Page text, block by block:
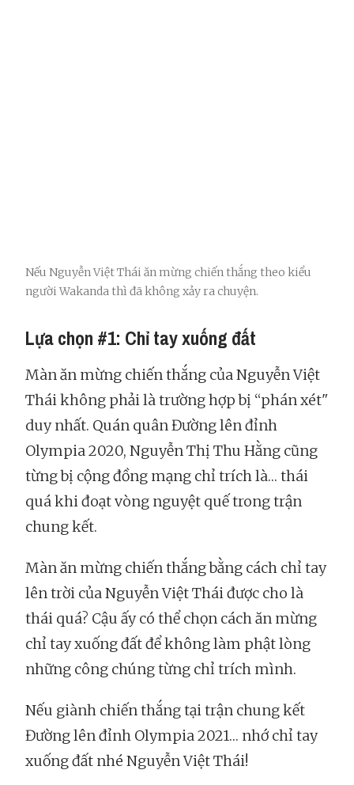
Nếu Nguyễn Việt Thái ăn mừng chiến thắng theo kiểu
người Wakanda thì đã không xảy ra chuyện.
Lựa chọn #1: Chỉ tay xuống đất
Màn ăn mừng chiến thắng của Nguyễn Việt
Thái không phải là trường hợp bị “phán xét"
duy nhất. Quán quân Đường lên đỉnh
Olympia 2020, Nguyễn Thị Thu Hằng cũng
từng bị cộng đồng mạng chỉ trích là… thái
quá khi đoạt vòng nguyệt quế trong trận
chung kết.
Màn ăn mừng chiến thắng bằng cách chỉ tay
lên trời của Nguyễn Việt Thái được cho là
thái quá? Cậu ấy có thể chọn cách ăn mừng
chỉ tay xuống đất để không làm phật lòng
những công chúng từng chỉ trích mình.
Nếu giành chiến thắng tại trận chung kết
Đường lên đỉnh Olympia 2021… nhớ chỉ tay
xuống đất nhé Nguyễn Việt Thái!